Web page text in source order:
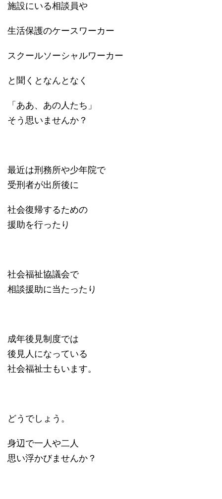
施設にいる相談員や
生活保護のケースワーカー
スクールソーシャルワーカー
と聞くとなんとなく
「ああ、あの人たち」
そう思いませんか？
最近は刑務所や少年院で
受刑者が出所後に
社会復帰するための
援助を行ったり
社会福祉協議会で
相談援助に当たったり
成年後見制度では
後見人になっている
社会福祉士もいます。
どうでしょう。
身辺で一人や二人
思い浮かびませんか？